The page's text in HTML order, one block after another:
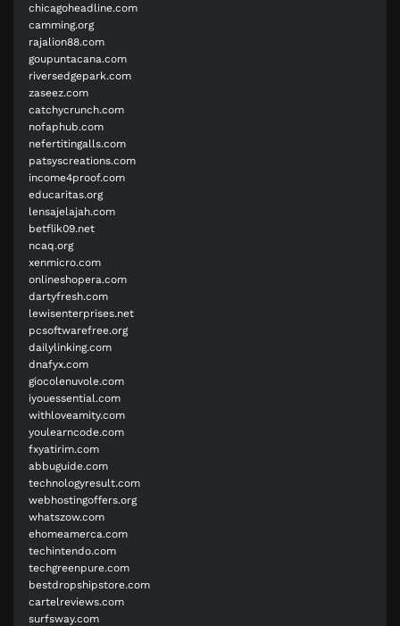
chicagoheadline.com
camming.org
rajalion88.com
goupuntacana.com
riversedgepark.com
zaseez.com
catchycrunch.com
nofaphub.com
nefertitingalls.com
patsyscreations.com
income4proof.com
educaritas.org
lensajelajah.com
betflik09.net
ncaq.org
xenmicro.com
onlineshopera.com
dartyfresh.com
lewisenterprises.net
pcsoftwarefree.org
dailylinking.com
dnafyx.com
giocolenuvole.com
iyouessential.com
withloveamity.com
youlearncode.com
fxyatirim.com
abbuguide.com
technologyresult.com
webhostingoffers.org
whatszow.com
ehomeamerca.com
techintendo.com
techgreenpure.com
bestdropshipstore.com
cartelreviews.com
surfsway.com